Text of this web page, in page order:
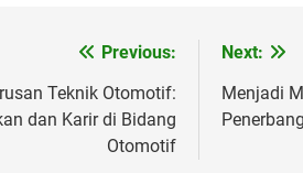
Previous:
Teknik Otomotif:
dan Karir di Bidang
Otomotif
Next:
Menjadi